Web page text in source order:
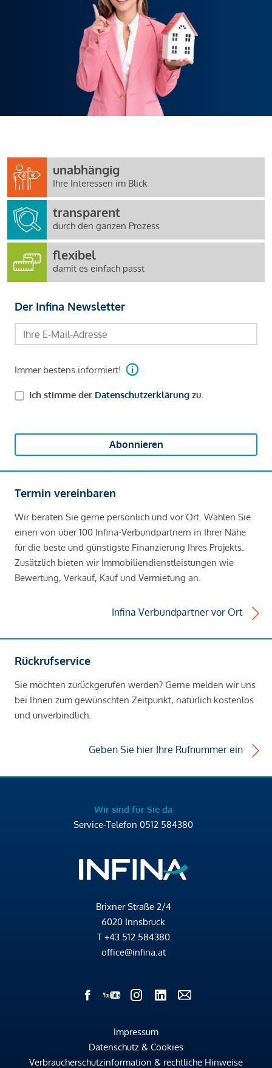
unabhängig
Ihre Interessen im Blick
transparent
durch den ganzen Prozess
flexibel
damit es einfach passt
Der Infina Newsletter
Immer bestens informiert!
Ich stimme der Datenschutzerklärung zu.
Abonnieren
Termin vereinbaren
Wir beraten Sie gerne persönlich und vor Ort. Wählen Sie
einen von über 100 Infina-Verbundpartnern in Ihrer Nähe
für die beste und günstigste Finanzierung Ihres Projekts.
Zusätzlich bieten wir Immobiliendienstleistungen wie
Bewertung, Verkauf, Kauf und Vermietung an.
Infina Verbundpartner vor Ort
Rückrufservice
Sie möchten zurückgerufen werden? Gerne melden wir uns
bei Ihnen zum gewünschten Zeitpunkt, natürlich kostenlos
und unverbindlich.
Geben Sie hier Ihre Rufnummer ein
Wir sind für Sie da
Service-Telefon 0512 584380
Brixner Straße 2/4
6020 Innsbruck
T +43 512 584380
office@infina.at
Impressum
Datenschutz & Cookies
Verbraucherschutzinformation & rechtliche Hinweise